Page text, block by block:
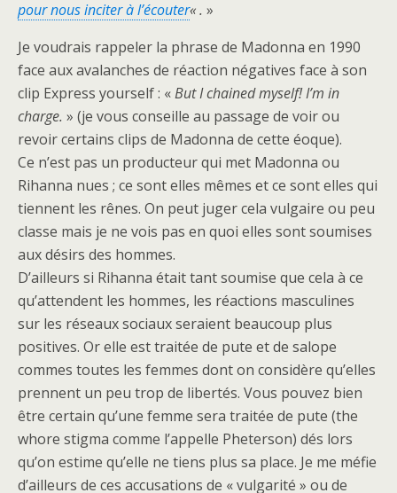
pour nous inciter à l’écouter« . »
Je voudrais rappeler la phrase de Madonna en 1990
face aux avalanches de réaction négatives face à son
clip Express yourself : «But I chained myself! I’m in
charge. » (je vous conseille au passage de voir ou
revoir certains clips de Madonna de cette éoque).
Ce n’est pas un producteur qui met Madonna ou
Rihanna nues ; ce sont elles mêmes et ce sont elles qui
tiennent les rênes. On peut juger cela vulgaire ou peu
classe mais je ne vois pas en quoi elles sont soumises
aux désirs des hommes.
D’ailleurs si Rihanna était tant soumise que cela à ce
qu’attendent les hommes, les réactions masculines
sur les réseaux sociaux seraient beaucoup plus
positives. Or elle est traitée de pute et de salope
commes toutes les femmes dont on considère qu’elles
prennent un peu trop de libertés. Vous pouvez bien
être certain qu’une femme sera traitée de pute (the
whore stigma comme l’appelle Pheterson) dés lors
qu’on estime qu’elle ne tiens plus sa place. Je me méfie
d’ailleurs de ces accusations de « vulgarité » ou de